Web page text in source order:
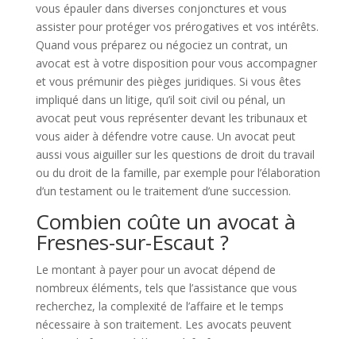
vous épauler dans diverses conjonctures et vous
assister pour protéger vos prérogatives et vos intérêts.
Quand vous préparez ou négociez un contrat, un
avocat est à votre disposition pour vous accompagner
et vous prémunir des pièges juridiques. Si vous êtes
impliqué dans un litige, qu’il soit civil ou pénal, un
avocat peut vous représenter devant les tribunaux et
vous aider à défendre votre cause. Un avocat peut
aussi vous aiguiller sur les questions de droit du travail
ou du droit de la famille, par exemple pour l’élaboration
d’un testament ou le traitement d’une succession.
Combien coûte un avocat à
Fresnes-sur-Escaut ?
Le montant à payer pour un avocat dépend de
nombreux éléments, tels que l’assistance que vous
recherchez, la complexité de l’affaire et le temps
nécessaire à son traitement. Les avocats peuvent